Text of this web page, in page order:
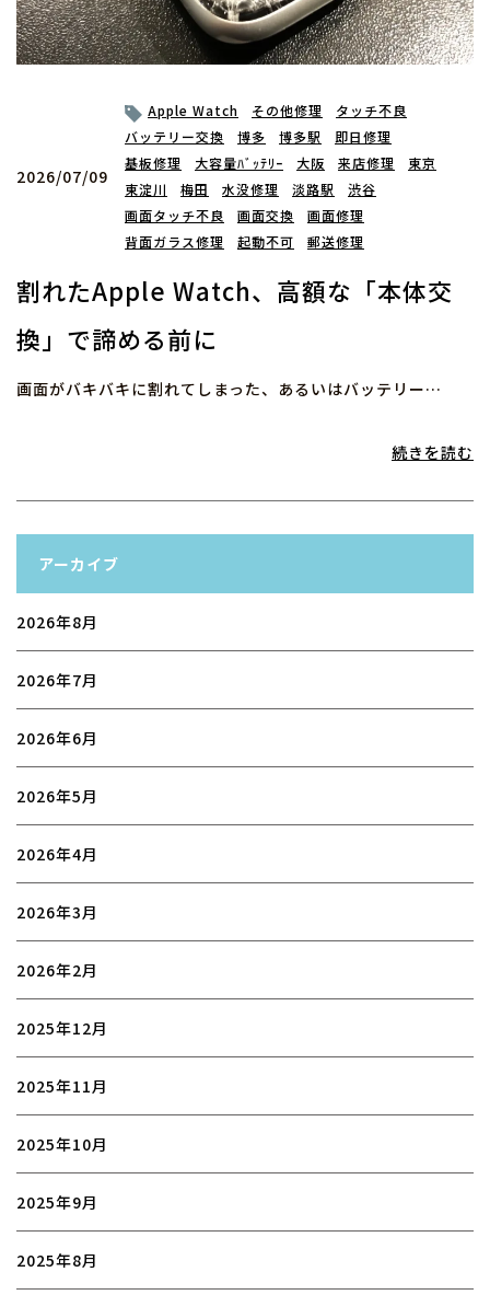
2026/07/09
Apple Watch その他修理
タッチ不良
バッテリー交換
博多 博多駅
即日修理
基板修理
大容量ﾊﾞｯﾃﾘｰ 大阪 来店修理
東京
東淀川
梅田 水没修理 淡路駅
渋谷
画面タッチ不良
画面交換
画面修理
背面ガラス修理
起動不可 郵送修理
割れたApple Watch、高額な「本体交
換」で諦める前に
画面がバキバキに割れてしまった、あるいはバッテリー…
続きを読む
アーカイブ
2026年8月
2026年7月
2026年6月
2026年5月
2026年4月
2026年3月
2026年2月
2025年12月
2025年11月
2025年10月
2025年9月
2025年8月